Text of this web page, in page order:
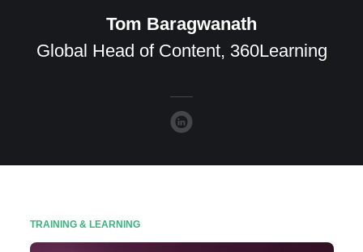
Tom Baragwanath
Global Head of Content, 360Learning
TRAINING & LEARNING